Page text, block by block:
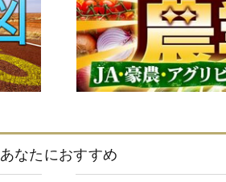
あなたにおすすめ